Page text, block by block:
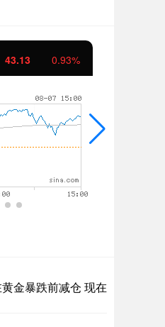
43.13 0.93%
金暴跌前减仓 现在